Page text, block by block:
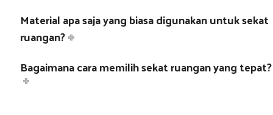
Material apa saja yang biasa digunakan untuk sekat
ruangan?
Bagaimana cara memilih sekat ruangan yang tepat?